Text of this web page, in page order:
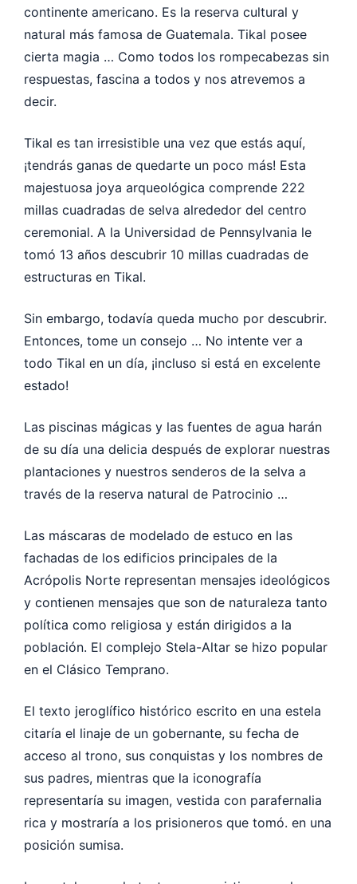
continente americano. Es la reserva cultural y
natural más famosa de Guatemala. Tikal posee
cierta magia … Como todos los rompecabezas sin
respuestas, fascina a todos y nos atrevemos a
decir.
Tikal es tan irresistible una vez que estás aquí,
¡tendrás ganas de quedarte un poco más! Esta
majestuosa joya arqueológica comprende 222
millas cuadradas de selva alrededor del centro
ceremonial. A la Universidad de Pennsylvania le
tomó 13 años descubrir 10 millas cuadradas de
estructuras en Tikal.
Sin embargo, todavía queda mucho por descubrir.
Entonces, tome un consejo … No intente ver a
todo Tikal en un día, ¡incluso si está en excelente
estado!
Las piscinas mágicas y las fuentes de agua harán
de su día una delicia después de explorar nuestras
plantaciones y nuestros senderos de la selva a
través de la reserva natural de Patrocinio …
Las máscaras de modelado de estuco en las
fachadas de los edificios principales de la
Acrópolis Norte representan mensajes ideológicos
y contienen mensajes que son de naturaleza tanto
política como religiosa y están dirigidos a la
población. El complejo Stela-Altar se hizo popular
en el Clásico Temprano.
El texto jeroglífico histórico escrito en una estela
citaría el linaje de un gobernante, su fecha de
acceso al trono, sus conquistas y los nombres de
sus padres, mientras que la iconografía
representaría su imagen, vestida con parafernalia
rica y mostraría a los prisioneros que tomó. en una
posición sumisa.